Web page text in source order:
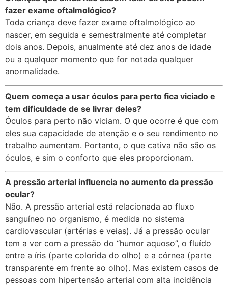
fazer exame oftalmológico?
Toda criança deve fazer exame oftalmológico ao
nascer, em seguida e semestralmente até completar
dois anos. Depois, anualmente até dez anos de idade
ou a qualquer momento que for notada qualquer
anormalidade.
Quem começa a usar óculos para perto fica viciado e
tem dificuldade de se livrar deles?
Óculos para perto não viciam. O que ocorre é que com
eles sua capacidade de atenção e o seu rendimento no
trabalho aumentam. Portanto, o que cativa não são os
óculos, e sim o conforto que eles proporcionam.
A pressão arterial influencia no aumento da pressão
ocular?
Não. A pressão arterial está relacionada ao fluxo
sanguíneo no organismo, é medida no sistema
cardiovascular (artérias e veias). Já a pressão ocular
tem a ver com a pressão do “humor aquoso”, o fluído
entre a íris (parte colorida do olho) e a córnea (parte
transparente em frente ao olho). Mas existem casos de
pessoas com hipertensão arterial com alta incidência